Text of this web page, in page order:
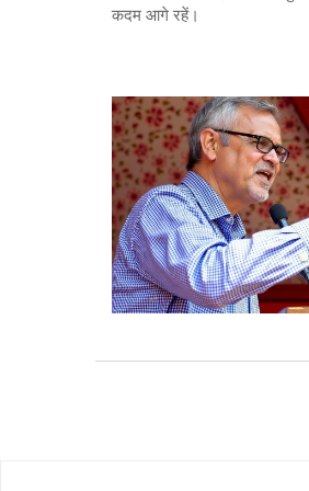
कदम आगे रहें।